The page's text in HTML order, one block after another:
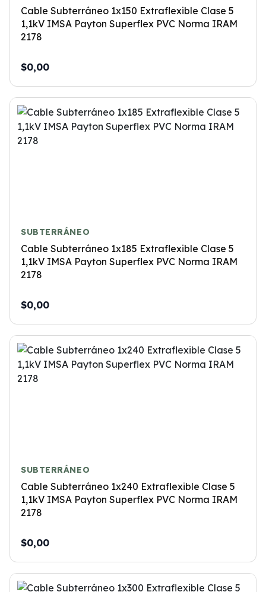
Cable Subterráneo 1x150 Extraflexible Clase 5
1,1kV IMSA Payton Superflex PVC Norma IRAM
2178
$0,00
SUBTERRÁNEO
Cable Subterráneo 1x185 Extraflexible Clase 5
1,1kV IMSA Payton Superflex PVC Norma IRAM
2178
$0,00
SUBTERRÁNEO
Cable Subterráneo 1x240 Extraflexible Clase 5
1,1kV IMSA Payton Superflex PVC Norma IRAM
2178
$0,00